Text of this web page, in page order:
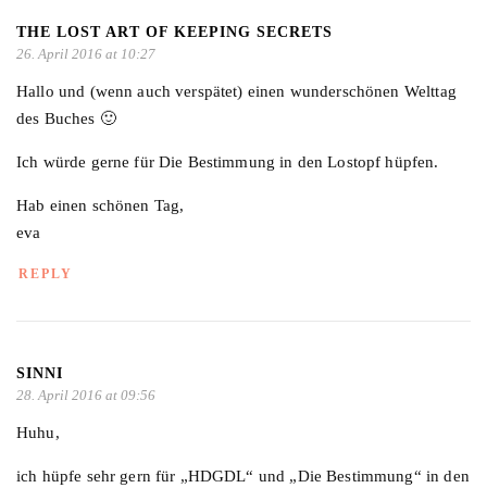
THE LOST ART OF KEEPING SECRETS
26. April 2016 at 10:27
Hallo und (wenn auch verspätet) einen wunderschönen Welttag
des Buches 🙂
Ich würde gerne für Die Bestimmung in den Lostopf hüpfen.
Hab einen schönen Tag,
eva
REPLY
SINNI
28. April 2016 at 09:56
Huhu,
ich hüpfe sehr gern für „HDGDL“ und „Die Bestimmung“ in den